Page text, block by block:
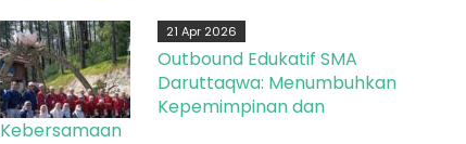
21 Apr 2026
Outbound Edukatif SMA
Daruttaqwa: Menumbuhkan
Kepemimpinan dan
Kebersamaan